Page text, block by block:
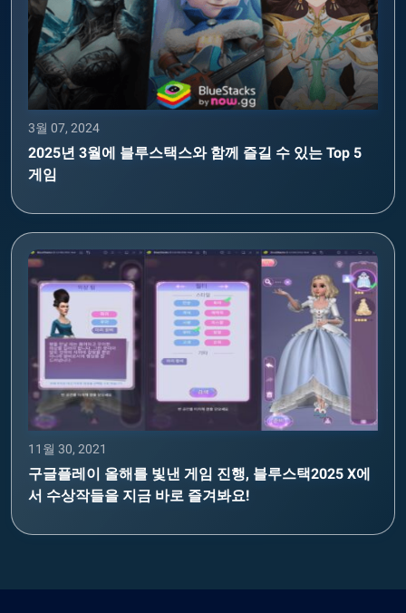
3월 07, 2024
2025년 3월에 블루스택스와 함께 즐길 수 있는 Top 5
게임
11월 30, 2021
구글플레이 올해를 빛낸 게임 진행, 블루스택2025 X에
서 수상작들을 지금 바로 즐겨봐요!